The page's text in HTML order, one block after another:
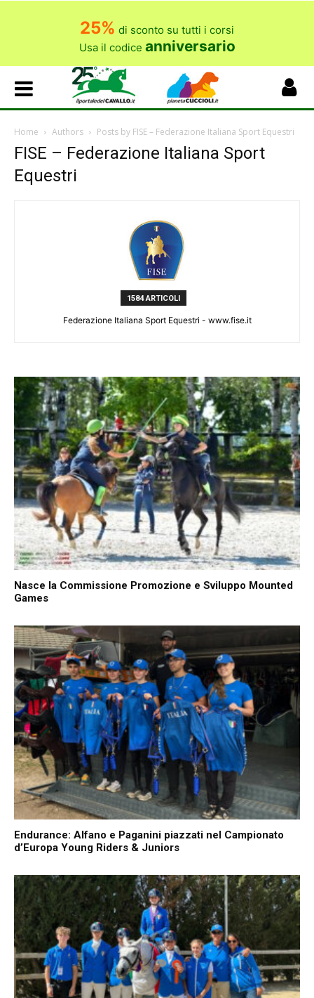
25% di sconto su tutti i corsi
Usa il codice anniversario
Home Authors Posts by FISE – Federazione Italiana Sport Equestri
FISE – Federazione Italiana Sport
Equestri
1584 ARTICOLI
Federazione Italiana Sport Equestri - www.fise.it
Nasce la Commissione Promozione e Sviluppo Mounted
Games
Endurance: Alfano e Paganini piazzati nel Campionato
d’Europa Young Riders & Juniors